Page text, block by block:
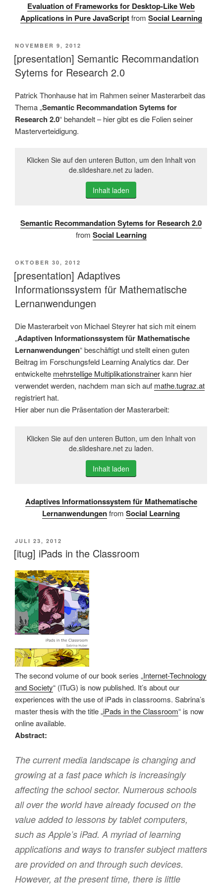
Evaluation of Frameworks for Desktop-Like Web
Applications in Pure JavaScript from Social Learning
VERÖFFENTLICHT
AM
NOVEMBER 9, 2012
[presentation] Semantic Recommandation
Sytems for Research 2.0
Patrick Thonhause hat im Rahmen seiner Masterarbeit das
Thema „Semantic Recommandation Sytems for
Research 2.0“ behandelt – hier gibt es die Folien seiner
Masterverteidigung.
Klicken Sie auf den unteren Button, um den Inhalt von
de.slideshare.net zu laden.
Inhalt laden
Semantic Recommandation Sytems for Research 2.0
from Social Learning
VERÖFFENTLICHT
AM
OKTOBER 30, 2012
[presentation] Adaptives
Informationssystem für Mathematische
Lernanwendungen
Die Masterarbeit von Michael Steyrer hat sich mit einem
„Adaptiven Informationssystem für Mathematische
Lernanwendungen“ beschäftigt und stellt einen guten
Beitrag im Forschungsfeld Learning Analytics dar. Der
entwickelte mehrstellige Multiplikationstrainerkann hier
verwendet werden, nachdem man sich auf mathe.tugraz.at
registriert hat.
Hier aber nun die Präsentation der Masterarbeit:
Klicken Sie auf den unteren Button, um den Inhalt von
de.slideshare.net zu laden.
Inhalt laden
Adaptives Informationssystem für Mathematische
Lernanwendungenfrom Social Learning
VERÖFFENTLICHT
AM
JULI 23, 2012
[itug] iPads in the Classroom
The second volume of our book series „Internet-Technology
and Society“ (ITuG) is now published. It’s about our
experiences with the use of iPads in classrooms. Sabrina’s
master thesis with the title „iPads in the Classroom“ is now
online available.
Abstract:
The current media landscape is changing and
growing at a fast pace which is increasingly
affecting the school sector. Numerous schools
all over the world have already focused on the
value added to lessons by tablet computers,
such as Apple’s iPad. A myriad of learning
applications and ways to transfer subject matters
are provided on and through such devices.
However, at the present time, there is little